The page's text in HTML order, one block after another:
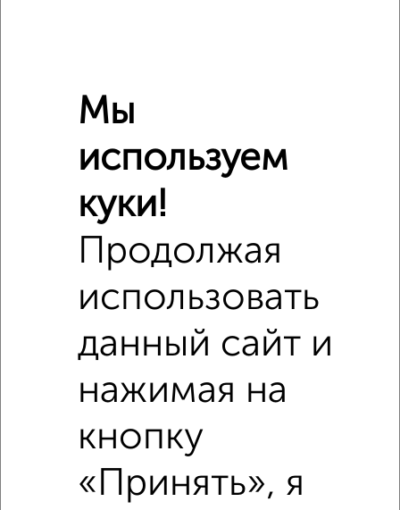
Можно с детьми
Расположение, инфраструктура рядом
Поликлиники
Продукты
Фитнес
Аптеки
Кафе
Мы
используем
куки!
Продолжая
использовать
данный сайт и
нажимая на
кнопку
«Принять», я